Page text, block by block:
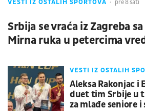
VESTI IZ OSTALIH SPORTOVA pre 8 sati
Srbija se vraća iz Zagreba
Mirna ruka u petercima
VESTI IZ OSTALIH
Aleksa Rakonjac i
duet tim Srbije u
za mlađe seniore i